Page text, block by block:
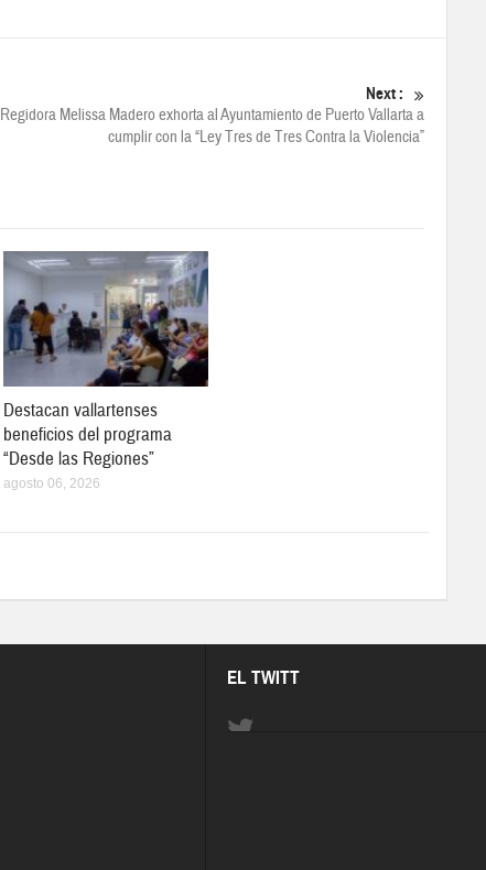
Next :
Regidora Melissa Madero exhorta al Ayuntamiento de Puerto Vallarta a
cumplir con la “Ley Tres de Tres Contra la Violencia”
Destacan vallartenses
beneficios del programa
“Desde las Regiones”
agosto 06, 2026
EL TWITT